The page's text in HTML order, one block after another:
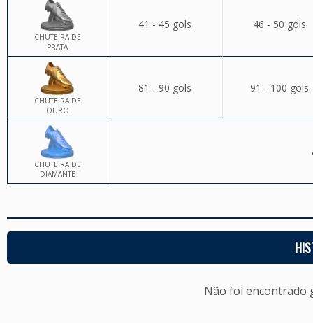
CHUTEIRA DE
PRATA
41 - 45 gols 46 - 50 gols
CHUTEIRA DE
OURO
81 - 90 gols 91 - 100 gols
CHUTEIRA DE
DIAMANTE
Não foi encontrado